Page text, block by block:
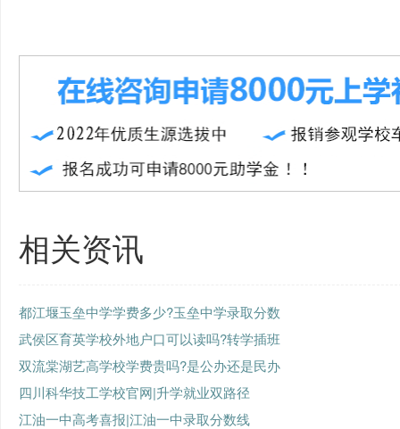
相关资讯
都江堰玉垒中学学费多少?玉垒中学录取分数
武侯区育英学校外地户口可以读吗?转学插班
双流棠湖艺高学校学费贵吗?是公办还是民办
四川科华技工学校官网|升学就业双路径
江油一中高考喜报|江油一中录取分数线